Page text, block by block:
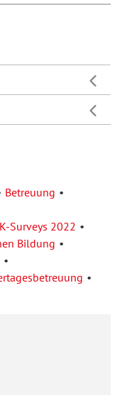
Betreuung
Surveys 2022
Bildung